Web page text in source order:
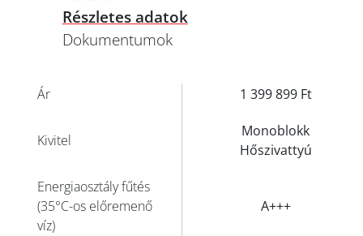
Részletes adatok
Dokumentumok
Ár 1 399 899 Ft
Kivitel
Monoblokk
Hőszivattyú
Energiaosztály fűtés
(35°C-os előremenő
víz)
A+++